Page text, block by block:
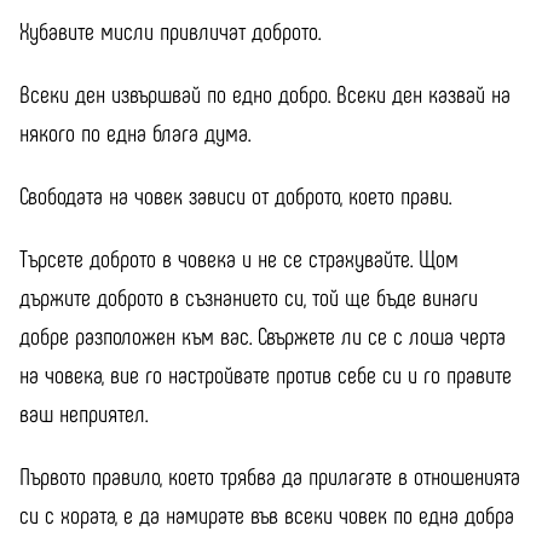
Хубавите мисли привличат доброто.
Всеки ден извършвай по едно добро. Всеки ден казвай на
някого по една блага дума.
Свободата на човек зависи от доброто, което прави.
Търсете доброто в човека и не се страхувайте. Щом
държите доброто в съзнанието си, той ще бъде винаги
добре разположен към вас. Свържете ли се с лоша черта
на човека, вие го настройвате против себе си и го правите
ваш неприятел.
Първото правило, което трябва да прилагате в отношенията
си с хората, е да намирате във всеки човек по една добра